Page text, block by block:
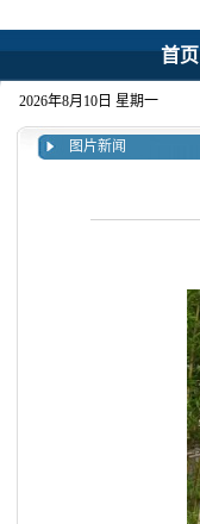
首页
2026年8月10日 星期一
图片新闻